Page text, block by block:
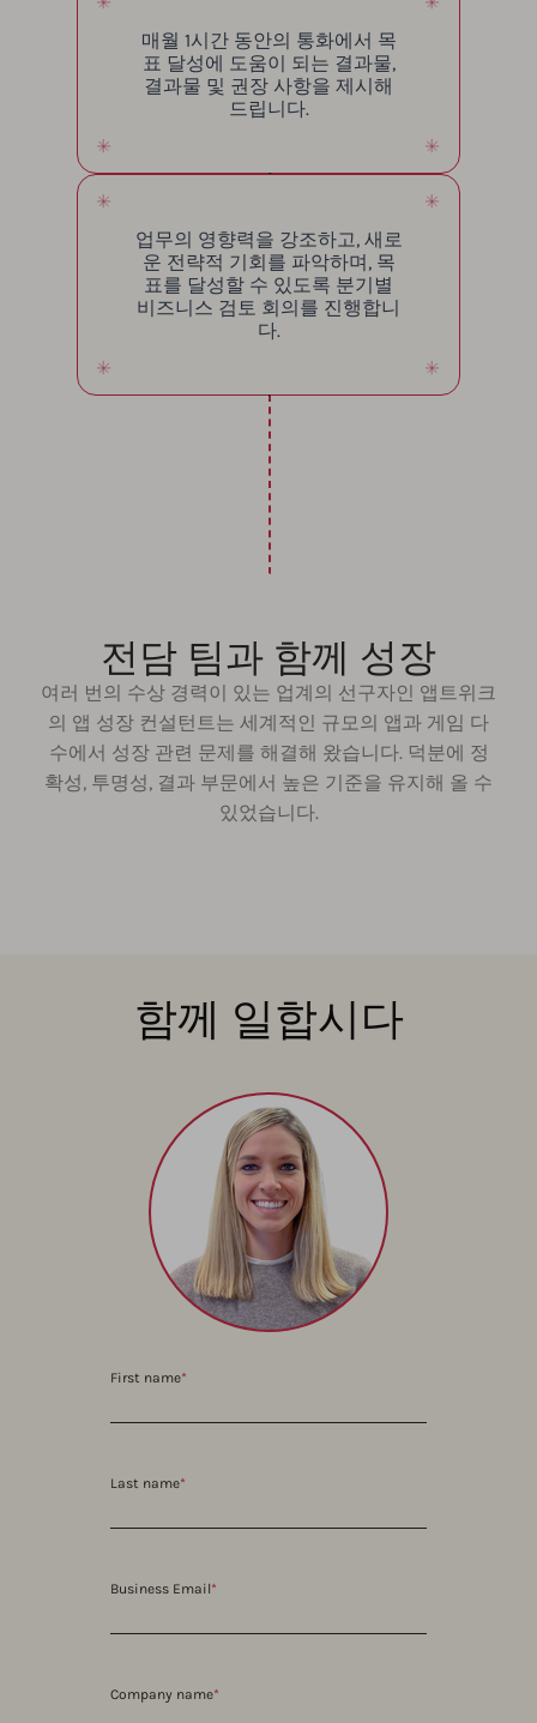
매월 1시간 동안의 통화에서 목
표 달성에 도움이 되는 결과물,
결과물 및 권장 사항을 제시해
드립니다.
업무의 영향력을 강조하고, 새로
운 전략적 기회를 파악하며, 목
표를 달성할 수 있도록 분기별
비즈니스 검토 회의를 진행합니
다.
전담 팀과 함께 성장
여러 번의 수상 경력이 있는 업계의 선구자인 앱트위크
의 앱 성장 컨설턴트는 세계적인 규모의 앱과 게임 다
수에서 성장 관련 문제를 해결해 왔습니다. 덕분에 정
확성, 투명성, 결과 부문에서 높은 기준을 유지해 올 수
있었습니다.
함께 일합시다
First name*
Last name*
Business Email*
Company name*